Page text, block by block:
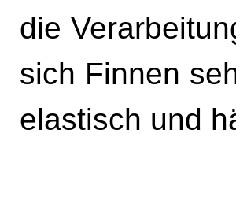
die
sich Finnen
elastisch und